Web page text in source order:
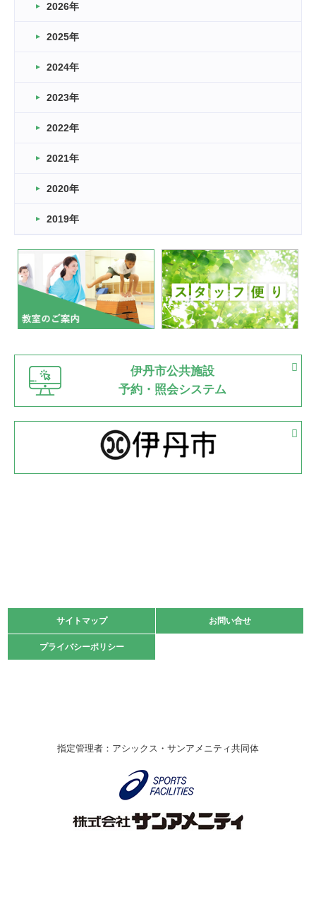
2026.03.16
車いすバスケとRくんのお話
卒業・卒園の季節★
2026.03.11
緑ケ丘体育館
2022.11.03
緑ケ丘体育館
いたっぼーる大会☆彡
緑ケ丘体育館
2022.07.03
市内総合体育大会が開始
緑ケ丘体育館 猪名川運動広場
古池運動広場
2022.06.12
県知事杯争奪バレーボール大会が開催
緑ケ丘体育館
2022.05.05
体育協会長杯 バドミントン競技の部
2022.05.22
緑ケ丘体育館
2021.10.23
卓球選手権大会ラージボールの部開催☆
伊丹市総合体育大会 バレーボール大会が開催されました
なわとびイベントを開催しました！
2026年
2025年
2024年
2023年
2022年
2021年
2020年
2019年
伊丹市公共施設
予約・照会システム
サイトマップ お問い合せ
プライバシーポリシー
サイトマップ お問い合せ
プライバシーポリシー
指定管理者：アシックス・サンアメニティ共同体